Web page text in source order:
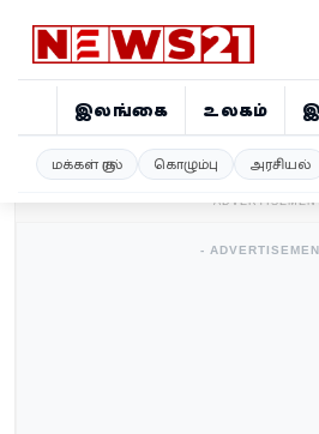
இலங்கை உலகம்
மக்கள் குரல் கொழும்பு அரசியல்
இலங்கை
-
-